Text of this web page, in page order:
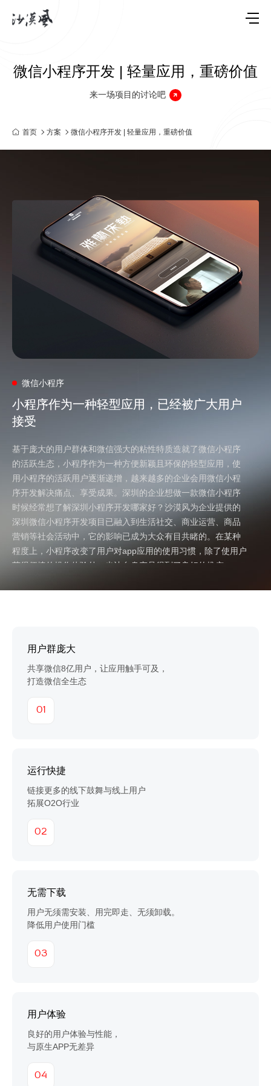
微信小程序开发 | 轻量应用，重磅价值
来一场项目的讨论吧
首页 方案 微信小程序开发 | 轻量应用，重磅价值
微信小程序
小程序作为一种轻型应用，已经被广大用户
接受
小程序作为一种轻型应用，已经被广大用户
接受
基于庞大的用户群体和微信强大的粘性特质造就了微信小程序
的活跃生态，小程序作为一种方便新颖且环保的轻型应用，使
用小程序的活跃用户逐渐递增，越来越多的企业会用微信小程
序开发解决痛点、享受成果。深圳的企业想做一款微信小程序
时候经常想了解深圳小程序开发哪家好 ？沙漠风为企业提供的
深圳微信小程序开发项目已融入到生活社交、商业运营、商品
营销等社会活动中，它的影响已成为大众有目共睹的。在某种
程度上，小程序改变了用户对app应用的使用习惯，除了使用户
获得便捷的操作体验外，也让自身产品得到了良好的推广。
用户群庞大
共享微信8亿用户，让应用触手可及，
打造微信全生态
01
运行快捷
链接更多的线下鼓舞与线上用户
拓展O2O行业
02
无需下载
用户无须需安装、用完即走、无须卸载。
降低用户使用门槛
03
用户体验
良好的用户体验与性能，
与原生APP无差异
04